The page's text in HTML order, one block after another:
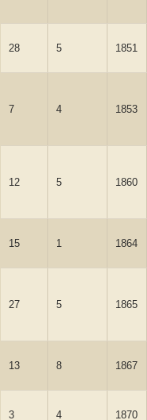
28 5 1851
7 4 1853
12 5 1860
15 1 1864
27 5 1865
13 8 1867
3 4 1870